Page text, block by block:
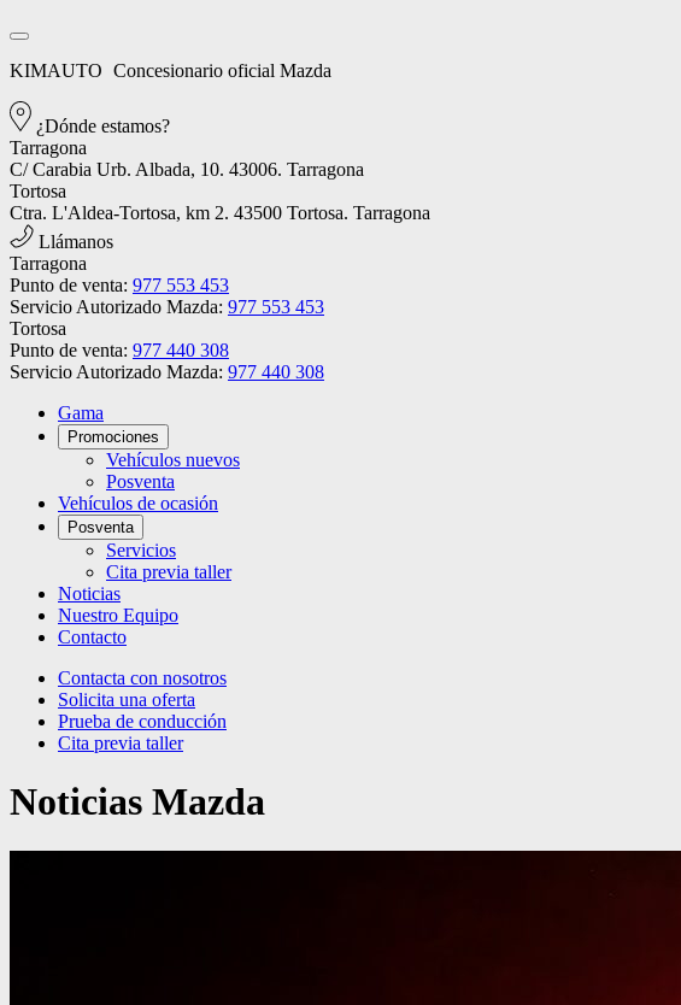
KIMAUTO Concesionario oficial Mazda
¿Dónde estamos?
Tarragona
C/ Carabia Urb. Albada, 10. 43006. Tarragona
Tortosa
Ctra. L'Aldea-Tortosa, km 2. 43500 Tortosa. Tarragona
Llámanos
Tarragona
Punto de venta: 977 553 453
Servicio Autorizado Mazda: 977 553 453
Tortosa
Punto de venta: 977 440 308
Servicio Autorizado Mazda: 977 440 308
Gama
Promociones
Vehículos nuevos
Posventa
Vehículos de ocasión
Posventa
Servicios
Cita previa taller
Noticias
Nuestro Equipo
Contacto
Contacta con nosotros
Solicita una oferta
Prueba de conducción
Cita previa taller
Noticias Mazda